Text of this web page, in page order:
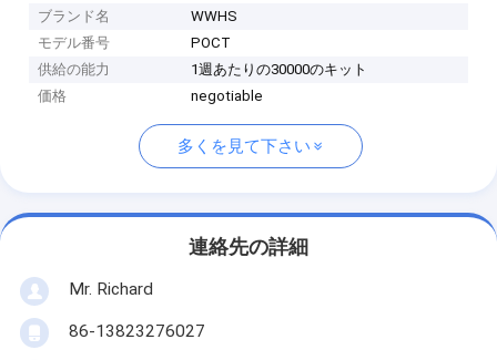
ブランド名
WWHS
モデル番号
POCT
供給の能力
1週あたりの30000のキット
価格
negotiable
多くを見て下さい
連絡先の詳細
Mr. Richard
86-13823276027